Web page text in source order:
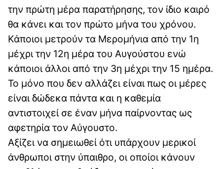
την πρώτη μέρα παρατήρησης, τον ίδιο καιρό
θα κάνει και τον πρώτο μήνα του χρόνου.
Κάποιοι μετρούν τα Μερομήνια από την 1η
μέχρι την 12η μέρα του Αυγούστου ενώ
κάποιοι άλλοι από την 3η μέχρι την 15 ημέρα.
Το μόνο που δεν αλλάζει είναι πως οι μέρες
είναι δώδεκα πάντα και η καθεμία
αντιστοιχεί σε έναν μήνα παίρνοντας ως
αφετηρία τον Αύγουστο.
Αξίζει να σημειωθεί ότι υπάρχουν μερικοί
άνθρωποι στην ύπαιθρο, οι οποίοι κάνουν